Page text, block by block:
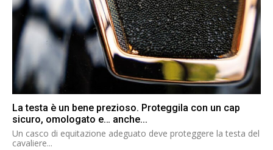
La testa è un bene prezioso. Proteggila con un cap
sicuro, omologato e… anche...
Un casco di equitazione adeguato deve proteggere la testa del
cavaliere...